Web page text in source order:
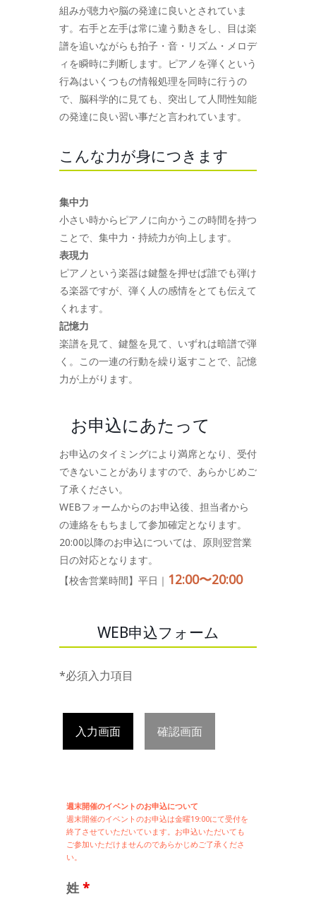
組みが聴力や脳の発達に良いとされていま
す。右手と左手は常に違う動きをし、目は楽
譜を追いながらも拍子・音・リズム・メロデ
ィを瞬時に判断します。ピアノを弾くという
行為はいくつもの情報処理を同時に行うの
で、脳科学的に見ても、突出して人間性知能
の発達に良い習い事だと言われています。
こんな力が身につきます
集中力
小さい時からピアノに向かうこの時間を持つ
ことで、集中力・持続力が向上します。
表現力
ピアノという楽器は鍵盤を押せば誰でも弾け
る楽器ですが、弾く人の感情をとても伝えて
くれます。
記憶力
楽譜を見て、鍵盤を見て、いずれは暗譜で弾
く。この一連の行動を繰り返すことで、記憶
力が上がります。
お申込にあたって
お申込のタイミングにより満席となり、受付
できないことがありますので、あらかじめご
了承ください。
WEBフォームからのお申込後、担当者から
の連絡をもちまして参加確定となります。
20:00以降のお申込については、原則翌営業
日の対応となります。
【校舎営業時間】平日｜ 12:00〜20:00
WEB申込フォーム
*必須入力項目
入力画面 確認画面
週末開催のイベントのお申込について
週末開催のイベントのお申込は金曜19:00にて受付を
終了させていただいています。お申込いただいても
ご参加いただけませんのであらかじめご了承くださ
い。
姓 *